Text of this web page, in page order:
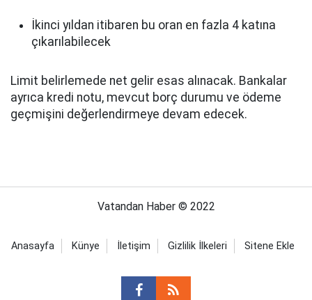
İkinci yıldan itibaren bu oran en fazla 4 katına
çıkarılabilecek
Limit belirlemede net gelir esas alınacak. Bankalar
ayrıca kredi notu, mevcut borç durumu ve ödeme
geçmişini değerlendirmeye devam edecek.
Vatandan Haber © 2022
Anasayfa Künye İletişim Gizlilik İlkeleri Sitene Ekle